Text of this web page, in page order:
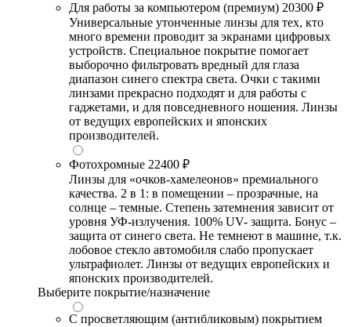
Для работы за компьютером (премиум) 20300 ₽
Универсальные утонченные линзы для тех, кто
много времени проводит за экранами цифровых
устройств. Специальное покрытие помогает
выборочно фильтровать вредный для глаза
диапазон синего спектра света. Очки с такими
линзами прекрасно подходят и для работы с
гаджетами, и для повседневного ношения. Линзы
от ведущих европейских и японских
производителей.
Фотохромные 22400 ₽
Линзы для «очков-хамелеонов» премиального
качества. 2 в 1: в помещении – прозрачные, на
солнце – темные. Степень затемнения зависит от
уровня УФ-излучения. 100% UV- защита. Бонус –
защита от синего света. Не темнеют в машине, т.к.
лобовое стекло автомобиля слабо пропускает
ультрафиолет. Линзы от ведущих европейских и
японских производителей.
Выберите покрытие/назначение
С просветляющим (антибликовым) покрытием